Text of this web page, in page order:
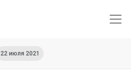
22 июля 2021